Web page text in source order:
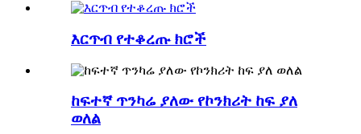
እርጥብ የተቆረጡ ክሮች
ከፍተኛ ጥንካሬ ያለው የኮንክሪት ከፍ ያለ
ወለል